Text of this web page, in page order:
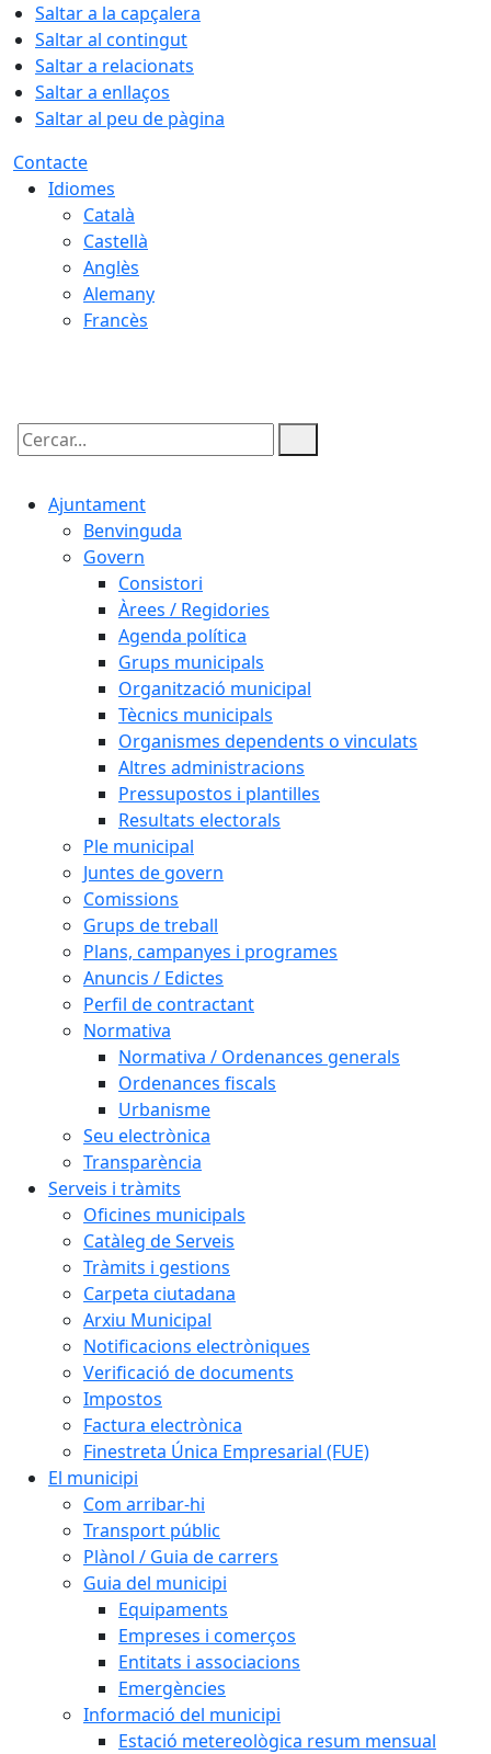
Saltar a la capçalera
Saltar al contingut
Saltar a relacionats
Saltar a enllaços
Saltar al peu de pàgina
Contacte
Idiomes
Català
Castellà
Anglès
Alemany
Francès
Cercar:
Ajuntament
Benvinguda
Govern
Consistori
Àrees / Regidories
Agenda política
Grups municipals
Organització municipal
Tècnics municipals
Organismes dependents o vinculats
Altres administracions
Pressupostos i plantilles
Resultats electorals
Ple municipal
Juntes de govern
Comissions
Grups de treball
Plans, campanyes i programes
Anuncis / Edictes
Perfil de contractant
Normativa
Normativa / Ordenances generals
Ordenances fiscals
Urbanisme
Seu electrònica
Transparència
Serveis i tràmits
Oficines municipals
Catàleg de Serveis
Tràmits i gestions
Carpeta ciutadana
Arxiu Municipal
Notificacions electròniques
Verificació de documents
Impostos
Factura electrònica
Finestreta Única Empresarial (FUE)
El municipi
Com arribar-hi
Transport públic
Plànol / Guia de carrers
Guia del municipi
Equipaments
Empreses i comerços
Entitats i associacions
Emergències
Informació del municipi
Estació metereològica resum mensual